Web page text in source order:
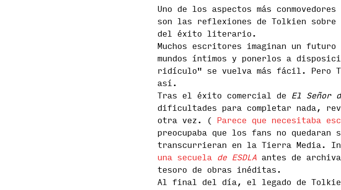
Uno de los aspectos más conmovedores
son las reflexiones de Tolkien
del éxito literario.
Muchos escritores imaginan un
mundos íntimos y ponerlos a
ridículo" se vuelva más fácil. Pero
así.
Tras el éxito comercial de El Señor
dificultades para completar nada,
otra vez. ( Parece que necesitaba
preocupaba que los fans no
transcurrieran en la Tierra Media.
una secuela
de ESDLA antes de
tesoro de obras inéditas.
Al final del día, el legado de